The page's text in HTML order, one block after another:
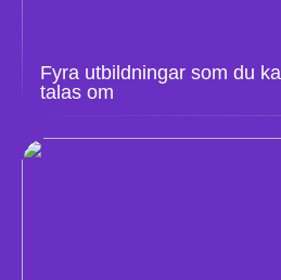
Fyra utbildningar som du
talas om